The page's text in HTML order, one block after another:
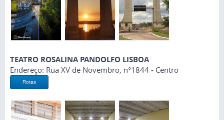
TEATRO ROSALINA PANDOLFO LISBOA
Endereço: Rua XV de Novembro, n°1844 - Centro
Rotas